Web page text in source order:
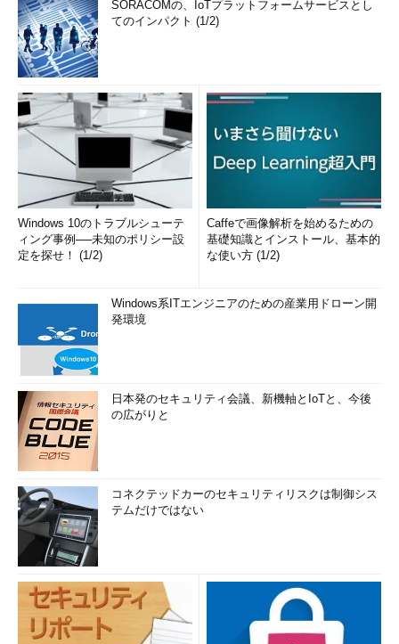
SORACOMの、IoTプラットフォームサービスとし
てのインパクト (1/2)
Windows 10のトラブルシューテ
ィング事例──未知のポリシー設
定を探せ！ (1/2)
Caffeで画像解析を始めるための
基礎知識とインストール、基本的
な使い方 (1/2)
Windows系ITエンジニアのための産業用ドローン開
発環境
日本発のセキュリティ会議、新機軸とIoTと、今後
の広がりと
コネクテッドカーのセキュリティリスクは制御シス
テムだけではない